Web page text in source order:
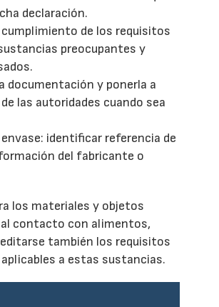
declaración.
de los requisitos
preocupantes y
documentación y ponerla a
las autoridades cuando sea
envase: identificar referencia de
del fabricante o
los materiales y objetos
contacto con alimentos,
también los requisitos
a estas sustancias.